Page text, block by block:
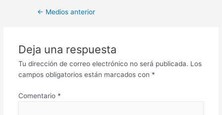
← Medios anterior
Deja una respuesta
Tu dirección de correo electrónico no será publicada. Los
campos obligatorios están marcados con *
Comentario *